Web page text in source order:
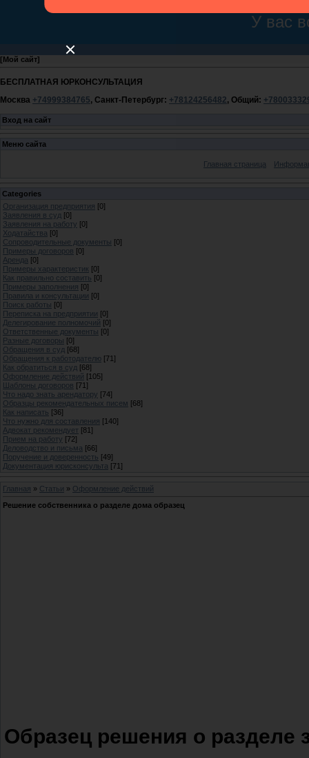
[Мой сайт]
БЕСПЛАТНАЯ ЮРКОНСУЛЬТАЦИЯ
Москва +74999384765, Санкт-Петербург: +78124256482, Общий:
Вход на сайт
Меню сайта
Главная страница
Categories
Организация предприятия [0]
Заявления в суд [0]
Заявления на работу [0]
Ходатайства [0]
Сопроводительные документы [0]
Примеры договоров [0]
Аренда [0]
Примеры характеристик [0]
Как правильно составить [0]
Примеры заполнения [0]
Правила и консультации [0]
Поиск работы [0]
Переписка на предприятии [0]
Делегирование полномочий [0]
Ответственные документы [0]
Разные договоры [0]
Обращения в суд [68]
Обращения к работодателю [71]
Как обратиться в суд [68]
Оформление действий [105]
Шаблоны договоров [71]
Что надо знать арендатору [74]
Образцы рекомендательных писем [68]
Как написать [36]
Что нужно для составления [140]
Адвокат рекомендует [81]
Прием на работу [72]
Деловодство и письма [66]
Поручение и доверенность [49]
Документация юрисконсульта [71]
Главная » Статьи » Оформление действий
Решение собственника о разделе дома образец
Образец решения о разделе